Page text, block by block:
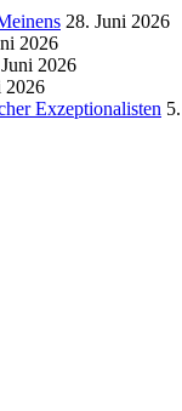
28. Juni 2026
2026
2026
2026
Exzeptionalisten